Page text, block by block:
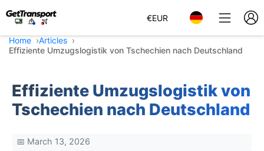
€EUR
Home
Articles
Effiziente Umzugslogistik von Tschechien nach Deutschland
Effiziente Umzugslogistik von
Tschechien nach Deutschland
📅 March 13, 2026